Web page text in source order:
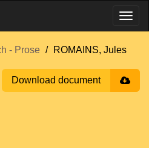
- Prose ROMAINS, Jules
Download document